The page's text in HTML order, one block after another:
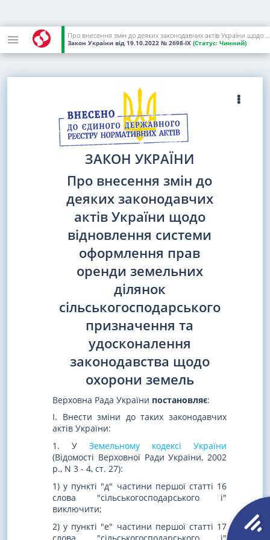
Про внесення змін до деяких законодавчих актів України щодо відновлення системи оформлення прав оренди земельних ділянок сільськогосподарського призначення та удосконалення законодавства щодо охорони земель
Закон України від 19.10.2022 № 2698-IX (Статус: Чинний)
ЗАКОН УКРАЇНИ
Про внесення змін до
деяких законодавчих
актів України щодо
відновлення системи
оформлення прав
оренди земельних
ділянок
сільськогосподарського
призначення та
удосконалення
законодавства щодо
охорони земель
Верховна Рада України постановляє:
I. Внести зміни до таких законодавчих
актів України:
1. У Земельному кодексі України
(Відомості Верховної Ради України, 2002
р., N 3 - 4, ст. 27):
1) у пункті "д" частини першої статті 16
слова "сільськогосподарського і"
виключити;
2) у пункті "е" частини першої статті 17
слова "сільськогосподарського і"